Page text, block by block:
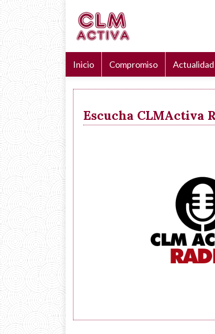
Pasar
al
contenido
principal
Navegación
principal
Inicio Compromiso Actualidad
Buscar
Escucha CLMActiva